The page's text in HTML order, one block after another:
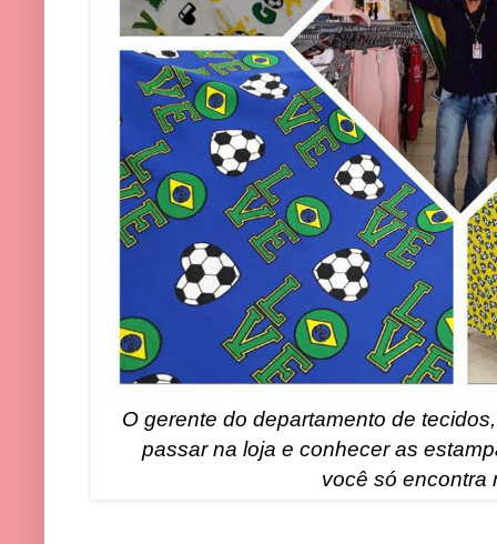
O gerente do departamento de
passar na loja e conhecer as
você só encontra